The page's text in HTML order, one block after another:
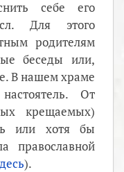
себе его
Для этого
родителям
беседы или,
В нашем храме
От
крещаемых)
или хотя бы
православной
).